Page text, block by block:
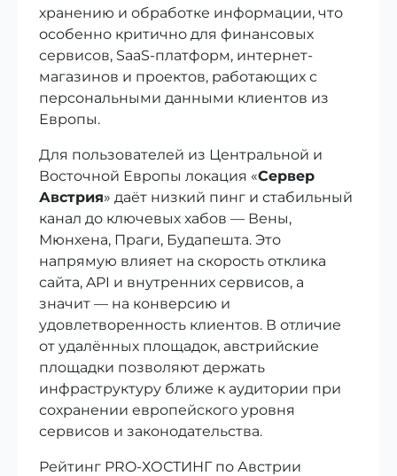
хранению и обработке информации, что
особенно критично для финансовых
сервисов, SaaS-платформ, интернет-
магазинов и проектов, работающих с
персональными данными клиентов из
Европы.
Для пользователей из Центральной и
Восточной Европы локация «Сервер
Австрия» даёт низкий пинг и стабильный
канал до ключевых хабов — Вены,
Мюнхена, Праги, Будапешта. Это
напрямую влияет на скорость отклика
сайта, API и внутренних сервисов, а
значит — на конверсию и
удовлетворенность клиентов. В отличие
от удалённых площадок, австрийские
площадки позволяют держать
инфраструктуру ближе к аудитории при
сохранении европейского уровня
сервисов и законодательства.
Рейтинг PRO-ХОСТИНГ по Австрии